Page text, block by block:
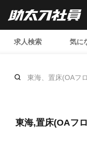
求人検索 気に
東海、置床(OAフ
東海,置床(OAフ